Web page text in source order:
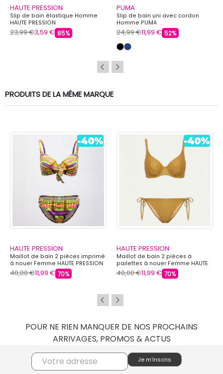
HAUTE PRESSION
Slip de bain élastique Homme
HAUTE PRESSION
23,99 €3,59 € 85%
PUMA
Slip de bain uni avec cordon
Homme PUMA
24,99 €11,99 € 52%
PRODUITS DE LA MÊME MARQUE
HAUTE PRESSION
Maillot de bain 2 pièces imprimé
à nouer Femme HAUTE PRESSION
40,00 €11,99 € 70%
HAUTE PRESSION
Maillot de bain 2 pièces à
pailettes à nouer Femme HAUTE
PRESSION
40,00 €11,99 € 70%
POUR NE RIEN MANQUER DE NOS PROCHAINS
ARRIVAGES, PROMOS & ACTUS